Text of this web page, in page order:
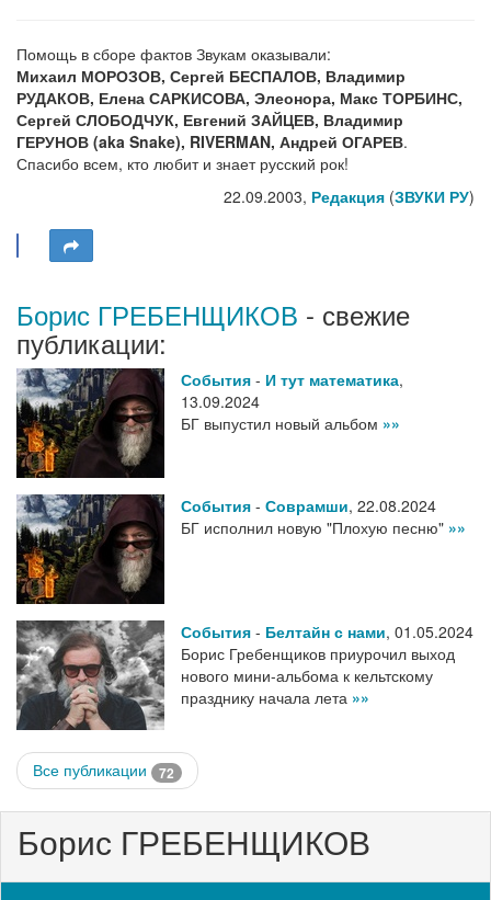
Помощь в сборе фактов Звукам оказывали:
Михаил МОРОЗОВ, Сергей БЕСПАЛОВ, Владимир
РУДАКОВ, Елена САРКИСОВА, Элеонора, Макс ТОРБИНС,
Сергей СЛОБОДЧУК, Евгений ЗАЙЦЕВ, Владимир
ГЕРУНОВ (aka Snake), RIVERMAN, Андрей ОГАРЕВ.
Спасибо всем, кто любит и знает русский рок!
22.09.2003, Редакция (ЗВУКИ РУ)
Борис ГРЕБЕНЩИКОВ - свежие
публикации:
События - И тут математика,
13.09.2024
БГ выпустил новый альбом »»
События - Соврамши, 22.08.2024
БГ исполнил новую "Плохую песню" »»
События - Белтайн с нами, 01.05.2024
Борис Гребенщиков приурочил выход
нового мини-альбома к кельтскому
празднику начала лета »»
Все публикации 72
Борис ГРЕБЕНЩИКОВ